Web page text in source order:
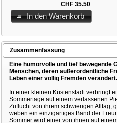
CHF 35.50
In den Warenkorb
Zusammenfassung
Eine humorvolle und tief bewegende
Menschen, deren außerordentliche
Leben einer völlig Fremden verändert.
In einer kleinen Küstenstadt verbringt
Sommertage auf einem verlassenen
Zuflucht von ihrem schwierigen Alltag,
weben ein einzigartiges Band der
Sommer wird einer von ihnen auf